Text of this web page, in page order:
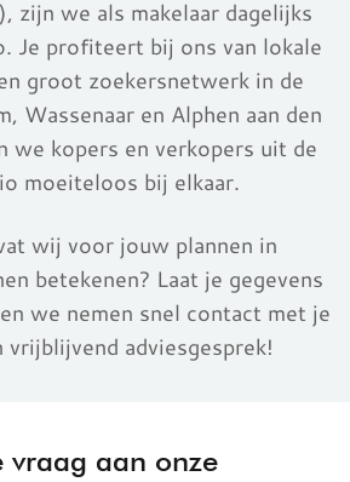
zijn we als makelaar dagelijks
Je profiteert bij ons van lokale
groot zoekersnetwerk in de
Wassenaar en Alphen aan den
we kopers en verkopers uit de
moeiteloos bij elkaar.
wij voor jouw plannen in
betekenen? Laat je gegevens
we nemen snel contact met je
vrijblijvend adviesgesprek!
vraag aan onze